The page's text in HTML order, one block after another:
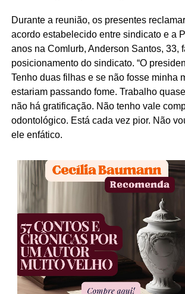
Durante a reunião, os presentes
acordo estabelecido entre sindicato e a
anos na Comlurb, Anderson Santos, 33,
posicionamento do sindicato. “O
Tenho duas filhas e se não fosse minha
estariam passando fome. Trabalho
não há gratificação. Não tenho vale
odontológico. Está cada vez pior. Não
ele enfático.